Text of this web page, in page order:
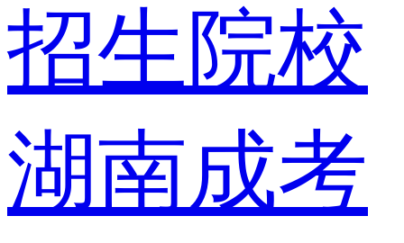
招生院校
湖南成考